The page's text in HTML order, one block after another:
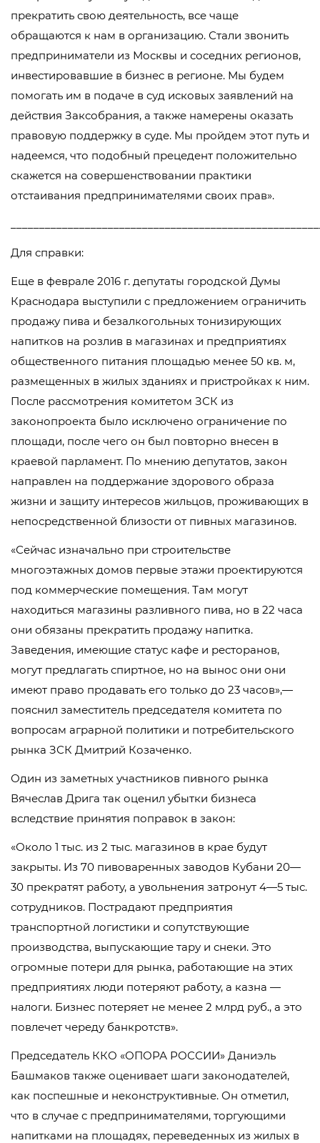
прекратить свою деятельность, все чаще
обращаются к нам в организацию. Стали звонить
предприниматели из Москвы и соседних регионов,
инвестировавшие в бизнес в регионе. Мы будем
помогать им в подаче в суд исковых заявлений на
действия Заксобрания, а также намерены оказать
правовую поддержку в суде. Мы пройдем этот путь и
надеемся, что подобный прецедент положительно
скажется на совершенствовании практики
отстаивания предпринимателями своих прав».
Для справки:
Еще в феврале 2016 г. депутаты городской Думы
Краснодара выступили с предложением ограничить
продажу пива и безалкогольных тонизирующих
напитков на розлив в магазинах и предприятиях
общественного питания площадью менее 50 кв. м,
размещенных в жилых зданиях и пристройках к ним.
После рассмотрения комитетом ЗСК из
законопроекта было исключено ограничение по
площади, после чего он был повторно внесен в
краевой парламент. По мнению депутатов, закон
направлен на поддержание здорового образа
жизни и защиту интересов жильцов, проживающих в
непосредственной близости от пивных магазинов.
«Сейчас изначально при строительстве
многоэтажных домов первые этажи проектируются
под коммерческие помещения. Там могут
находиться магазины разливного пива, но в 22 часа
они обязаны прекратить продажу напитка.
Заведения, имеющие статус кафе и ресторанов,
могут предлагать спиртное, но на вынос они они
имеют право продавать его только до 23 часов»,—
пояснил заместитель председателя комитета по
вопросам аграрной политики и потребительского
рынка ЗСК Дмитрий Козаченко.
Один из заметных участников пивного рынка
Вячеслав Дрига так оценил убытки бизнеса
вследствие принятия поправок в закон:
«Около 1 тыс. из 2 тыс. магазинов в крае будут
закрыты. Из 70 пивоваренных заводов Кубани 20—
30 прекратят работу, а увольнения затронут 4—5 тыс.
сотрудников. Пострадают предприятия
транспортной логистики и сопутствующие
производства, выпускающие тару и снеки. Это
огромные потери для рынка, работающие на этих
предприятиях люди потеряют работу, а казна —
налоги. Бизнес потеряет не менее 2 млрд руб., а это
повлечет череду банкротств».
Председатель ККО «ОПОРА РОССИИ» Даниэль
Башмаков также оценивает шаги законодателей,
как поспешные и неконструктивные. Он отметил,
что в случае с предпринимателями, торгующими
напитками на площадях, переведенных из жилых в